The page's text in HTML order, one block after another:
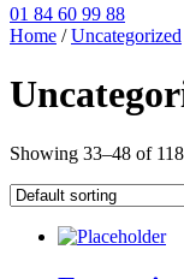
01 84 60 99 88
Home /Uncategorized
Showing 33–48 of